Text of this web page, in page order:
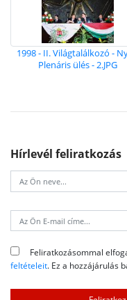
1998 - II. Világtalálkozó -
Plenáris ülés - 2.JPG
Hírlevél feliratkozás
Feliratkozásommal
feltételeit. Ez a hozzájárulás